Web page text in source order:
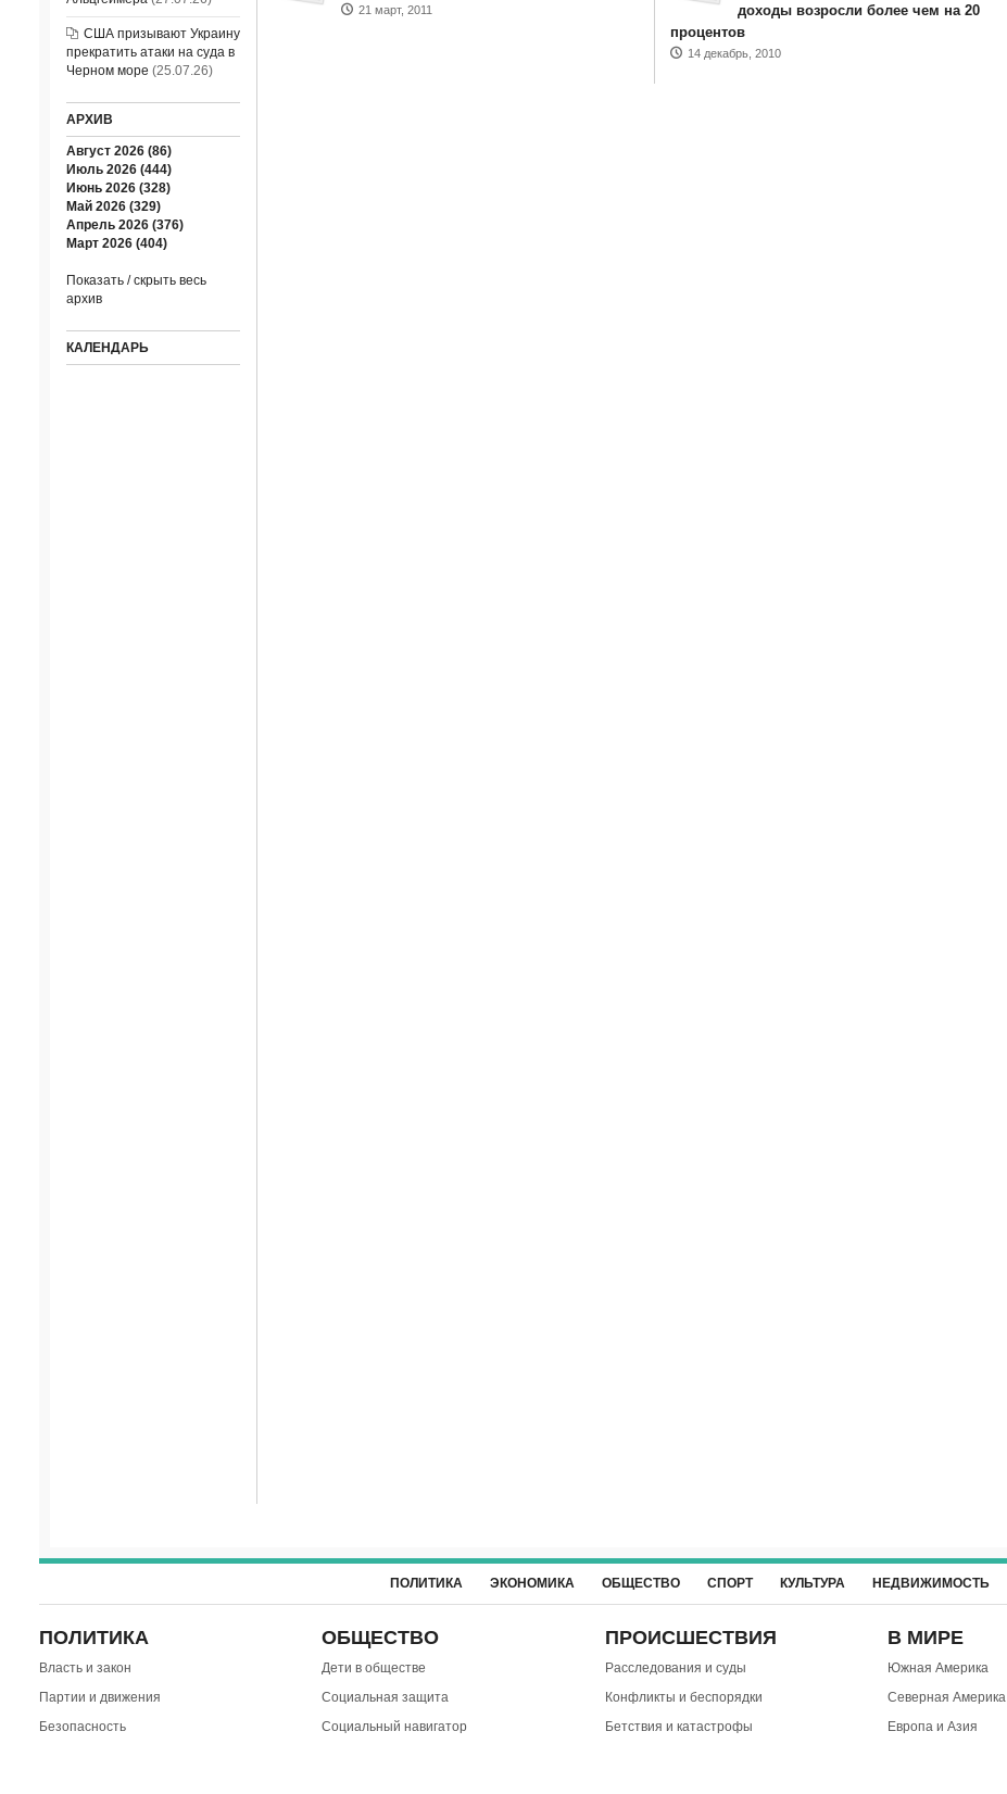
21 март, 2011
доходы возросли более чем на 20
процентов
14 декабрь, 2010
США призывают Украину
прекратить атаки на суда в
Черном море (25.07.26)
АРХИВ
Август 2026 (86)
Июль 2026 (444)
Июнь 2026 (328)
Май 2026 (329)
Апрель 2026 (376)
Март 2026 (404)
Показать / скрыть весь
архив
КАЛЕНДАРЬ
ПОЛИТИКА ЭКОНОМИКА ОБЩЕСТВО СПОРТ КУЛЬТУРА НЕДВИЖИМОСТЬ
ПОЛИТИКА
Власть и закон
Партии и движения
Безопасность
ОБЩЕСТВО
Дети в обществе
Социальная защита
Социальный навигатор
ПРОИСШЕСТВИЯ
Расследования и суды
Конфликты и беспорядки
Бетствия и катастрофы
В МИРЕ
Южная Америка
Северная Америка
Европа и Азия